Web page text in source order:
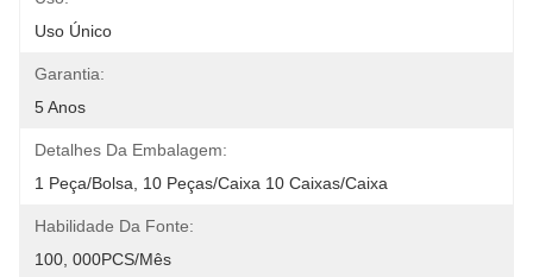
Uso Único
Garantia:
5 Anos
Detalhes Da Embalagem:
1 Peça/bolsa, 10 Peças/caixa 10 Caixas/caixa
Habilidade Da Fonte:
100, 000PCS/Mês